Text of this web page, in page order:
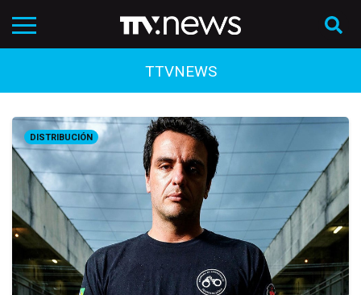
TTVNEWS
DISTRIBUCIÓN